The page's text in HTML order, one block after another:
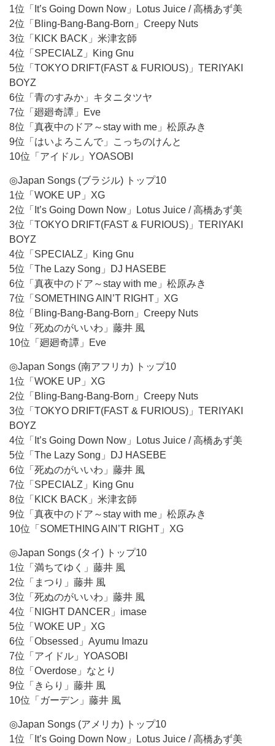
1位「It’s Going Down Now」Lotus Juice / 高橋あず美
2位「Bling-Bang-Bang-Born」Creepy Nuts
3位「KICK BACK」米津玄師
4位「SPECIALZ」King Gnu
5位「TOKYO DRIFT(FAST & FURIOUS)」TERIYAKI
BOYZ
6位「青のすみか」キタニタツヤ
7位「廻廻奇譚」Eve
8位「真夜中のドア～stay with me」松原みき
9位「はいよろこんで」こっちのけんと
10位「アイドル」YOASOBI
◎Japan Songs (ブラジル) トップ10
1位「WOKE UP」XG
2位「It’s Going Down Now」Lotus Juice / 高橋あず美
3位「TOKYO DRIFT(FAST & FURIOUS)」TERIYAKI
BOYZ
4位「SPECIALZ」King Gnu
5位「The Lazy Song」DJ HASEBE
6位「真夜中のドア～stay with me」松原みき
7位「SOMETHING AIN’T RIGHT」XG
8位「Bling-Bang-Bang-Born」Creepy Nuts
9位「死ぬのがいいわ」藤井 風
10位「廻廻奇譚」Eve
◎Japan Songs (南アフリカ) トップ10
1位「WOKE UP」XG
2位「Bling-Bang-Bang-Born」Creepy Nuts
3位「TOKYO DRIFT(FAST & FURIOUS)」TERIYAKI
BOYZ
4位「It’s Going Down Now」Lotus Juice / 高橋あず美
5位「The Lazy Song」DJ HASEBE
6位「死ぬのがいいわ」藤井 風
7位「SPECIALZ」King Gnu
8位「KICK BACK」米津玄師
9位「真夜中のドア～stay with me」松原みき
10位「SOMETHING AIN’T RIGHT」XG
◎Japan Songs (タイ) トップ10
1位「満ちてゆく」藤井 風
2位「まつり」藤井 風
3位「死ぬのがいいわ」藤井 風
4位「NIGHT DANCER」imase
5位「WOKE UP」XG
6位「Obsessed」Ayumu Imazu
7位「アイドル」YOASOBI
8位「Overdose」なとり
9位「きらり」藤井 風
10位「ガーデン」藤井 風
◎Japan Songs (アメリカ) トップ10
1位「It’s Going Down Now」Lotus Juice / 高橋あず美